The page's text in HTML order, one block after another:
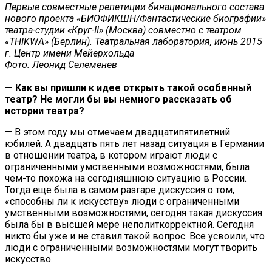
Первые совместные репетиции бинационального состава
нового проекта «БИОФИКШН/Фантастические биографии»
театра-студии «Круг-II» (Москва) совместно с театром
«THIKWA» (Берлин). Театральная лаборатория, июнь 2015
г. Центр имени Мейерхольда
Фото: Леонид Селеменев
— Как вы пришли к идее открыть такой особенный
театр? Не могли бы вы немного рассказать об
истории театра?
— В этом году мы отмечаем двадцатипятилетний
юбилей. А двадцать пять лет назад ситуация в Германии
в отношении театра, в котором играют люди с
ограниченными умственными возможностями, была
чем-то похожа на сегодняшнюю ситуацию в России.
Тогда еще была в самом разгаре дискуссия о том,
«способны ли к искусству» люди с ограниченными
умственными возможностями, сегодня такая дискуссия
была бы в высшей мере неполиткорректной. Сегодня
никто бы уже и не ставил такой вопрос. Все усвоили, что
люди с ограниченными возможностями могут творить
искусство.